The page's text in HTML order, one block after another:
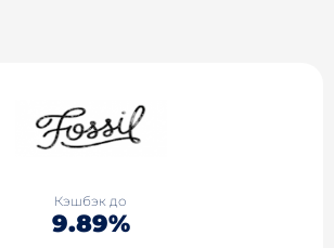
Кэшбэк до
9.89%